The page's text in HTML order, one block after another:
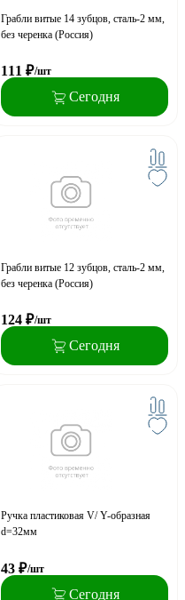
Грабли витые 14 зубцов, сталь-2 мм,
без черенка (Россия)
111 ₽/шт
Сегодня
Грабли витые 12 зубцов, сталь-2 мм,
без черенка (Россия)
124 ₽/шт
Сегодня
Ручка пластиковая V/ Y-образная
d=32мм
43 ₽/шт
Сегодня